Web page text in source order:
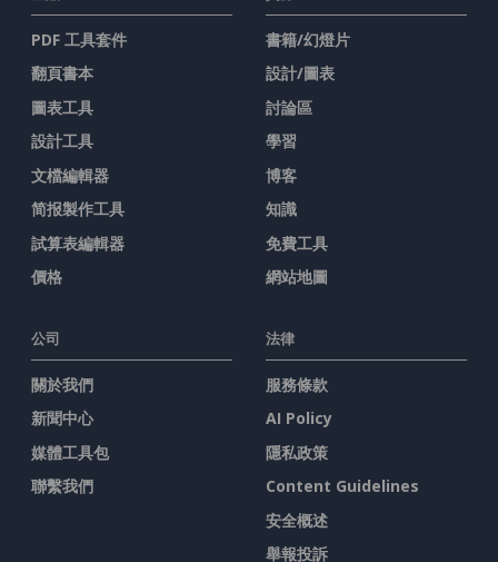
PDF 工具套件
翻頁書本
圖表工具
設計工具
文檔編輯器
简报製作工具
試算表編輯器
價格
書籍/幻燈片
設計/圖表
討論區
學習
博客
知識
免費工具
網站地圖
公司
關於我們
新聞中心
媒體工具包
聯繫我們
法律
服務條款
AI Policy
隱私政策
Content Guidelines
安全概述
舉報投訴